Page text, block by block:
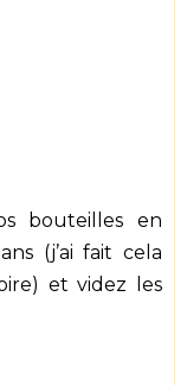
bouteilles en
(j’ai fait cela
et videz les